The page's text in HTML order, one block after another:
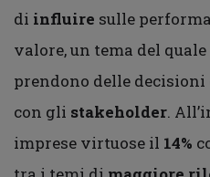
di influire sulle
valore, un tema del
prendono delle
con gli stakeholder.
imprese virtuose il 14%